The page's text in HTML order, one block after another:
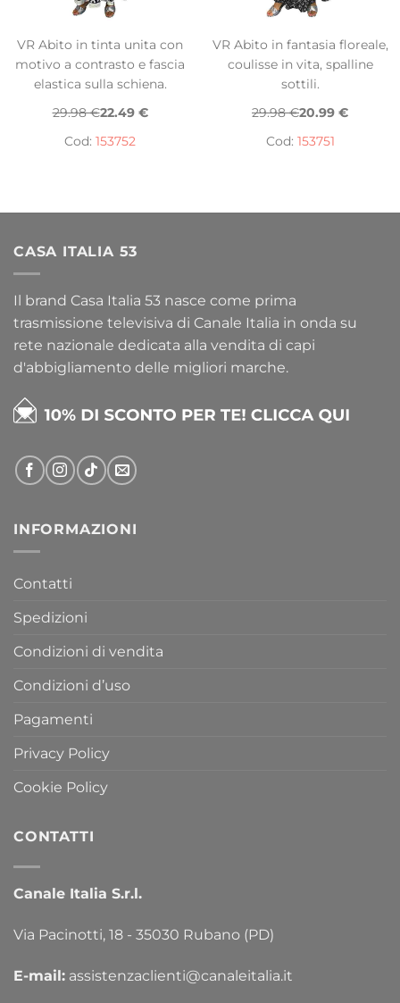
VR Abito in tinta unita con
motivo a contrasto e fascia
elastica sulla schiena.
29.98 €22.49 €
Cod: 153752
VR Abito in fantasia floreale,
coulisse in vita, spalline
sottili.
29.98 €20.99 €
Cod: 153751
CASA ITALIA 53
Il brand Casa Italia 53 nasce come prima
trasmissione televisiva di Canale Italia in onda su
rete nazionale dedicata alla vendita di capi
d'abbigliamento delle migliori marche.
INFORMAZIONI
Contatti
Spedizioni
Condizioni di vendita
Condizioni d’uso
Pagamenti
Privacy Policy
Cookie Policy
CONTATTI
Canale Italia S.r.l.
Via Pacinotti, 18 - 35030 Rubano (PD)
E-mail: assistenzaclienti@canaleitalia.it